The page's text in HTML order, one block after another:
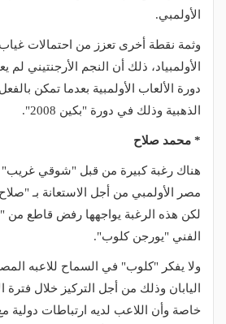
الأولمبي.
وثمة نقطة أخرى تعزز من احتمالات
الأولمبياد، ذلك أن النجم الأرجنتيني
دورة الألعاب الأولمبية بعدما تمكن
الذهبية وذلك في دورة "بكين 2008".
* محمد صلاح
هناك رغبة كبيرة من قبل "شوقي غريب"
مصر الأولمبي من أجل الاستعانة بـ
لكن هذه الرغبة يواجهها رفض قاطع من
الفني "يورجن كلوب".
ولا يفكر "كلوب" في السماح للاعبه
اليابان وذلك من أجل التركيز خلال فترة
خاصة وأن اللاعب لديه ارتباطات دولية